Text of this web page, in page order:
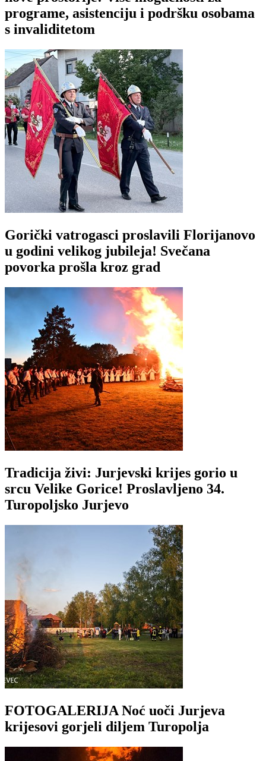
programe, asistenciju i podršku osobama
s invaliditetom
Gorički vatrogasci proslavili Florijanovo
u godini velikog jubileja! Svečana
povorka prošla kroz grad
Tradicija živi: Jurjevski krijes gorio u
srcu Velike Gorice! Proslavljeno 34.
Turopoljsko Jurjevo
FOTOGALERIJA Noć uoči Jurjeva
krijesovi gorjeli diljem Turopolja